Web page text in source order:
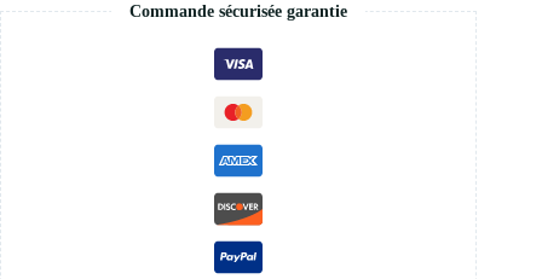
Commande sécurisée garantie